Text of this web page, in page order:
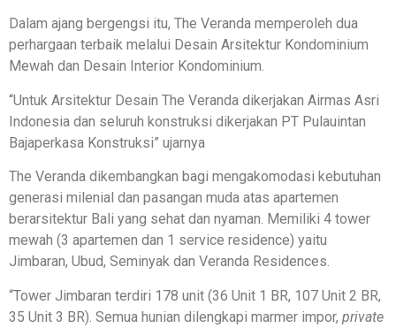
Dalam ajang bergengsi itu, The Veranda memperoleh dua
perhargaan terbaik melalui Desain Arsitektur Kondominium
Mewah dan Desain Interior Kondominium.
“Untuk Arsitektur Desain The Veranda dikerjakan Airmas Asri
Indonesia dan seluruh konstruksi dikerjakan PT Pulauintan
Bajaperkasa Konstruksi” ujarnya
The Veranda dikembangkan bagi mengakomodasi kebutuhan
generasi milenial dan pasangan muda atas apartemen
berarsitektur Bali yang sehat dan nyaman. Memiliki 4 tower
mewah (3 apartemen dan 1 service residence) yaitu
Jimbaran, Ubud, Seminyak dan Veranda Residences.
“Tower Jimbaran terdiri 178 unit (36 Unit 1 BR, 107 Unit 2 BR,
35 Unit 3 BR). Semua hunian dilengkapi marmer impor, private